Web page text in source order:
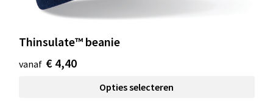
Thinsulate™ beanie
vanaf € 4,40
Opties selecteren